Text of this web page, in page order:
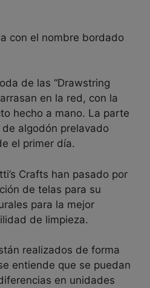
con el nombre bordado
de las “Drawstring
en la red, con la
hecho a mano. La parte
algodón prelavado
el primer día.
Crafts han pasado por
de telas para su
para la mejor
de limpieza.
realizados de forma
entiende que se puedan
en unidades